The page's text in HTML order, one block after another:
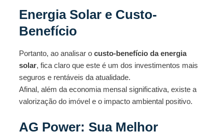
Energia Solar e Custo-
Benefício
Portanto, ao analisar o custo-benefício da energia
solar, fica claro que este é um dos investimentos mais
seguros e rentáveis da atualidade.
Afinal, além da economia mensal significativa, existe a
valorização do imóvel e o impacto ambiental positivo.
AG Power: Sua Melhor